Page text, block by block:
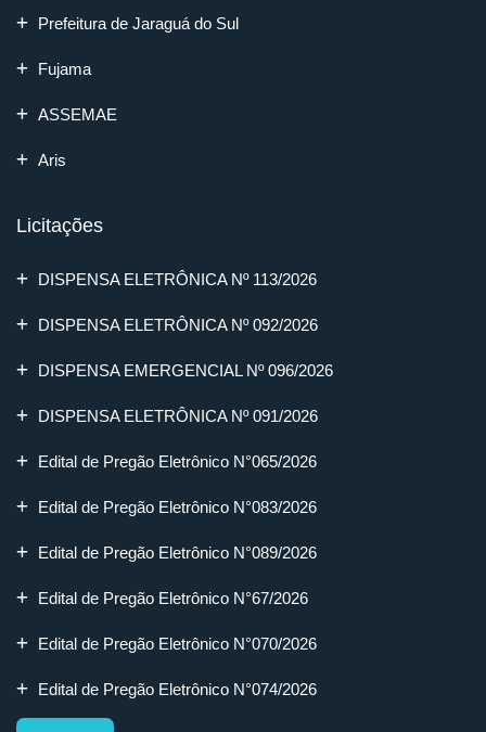
Prefeitura de Jaraguá do Sul
Fujama
ASSEMAE
Aris
Licitações
DISPENSA ELETRÔNICA Nº 113/2026
DISPENSA ELETRÔNICA Nº 092/2026
DISPENSA EMERGENCIAL Nº 096/2026
DISPENSA ELETRÔNICA Nº 091/2026
Edital de Pregão Eletrônico N°065/2026
Edital de Pregão Eletrônico N°083/2026
Edital de Pregão Eletrônico N°089/2026
Edital de Pregão Eletrônico N°67/2026
Edital de Pregão Eletrônico N°070/2026
Edital de Pregão Eletrônico N°074/2026